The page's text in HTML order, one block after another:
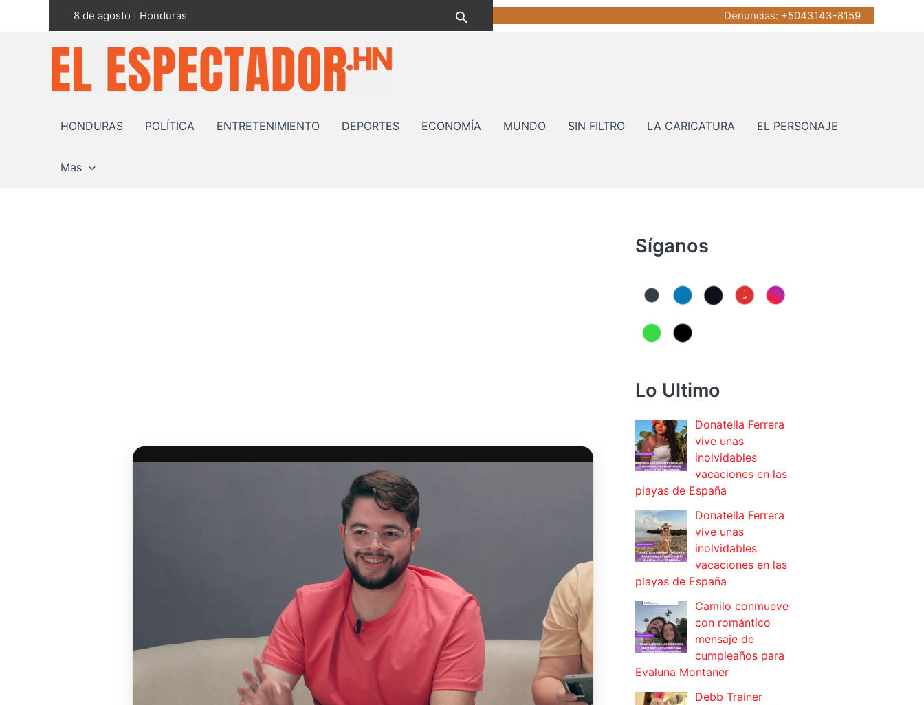
8 de agosto | Honduras Buscar Denuncias: +5043143-8159
HONDURAS POLÍTICA ENTRETENIMIENTO DEPORTES ECONOMÍA MUNDO SIN FILTRO LA CARICATURA EL PERSONAJE
Mas
Síganos
Lo Ultimo
Donatella Ferrera
vive unas
inolvidables
vacaciones en las
playas de España
Donatella Ferrera
vive unas
inolvidables
vacaciones en las
playas de España
Camilo conmueve
con romántico
mensaje de
cumpleaños para
Evaluna Montaner
Debb Trainer